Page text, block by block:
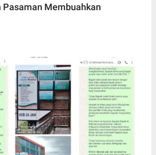
Pasaman Membuahkan